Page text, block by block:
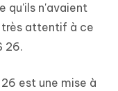
qu'ils n'avaient
très attentif à ce
26.
est une mise à